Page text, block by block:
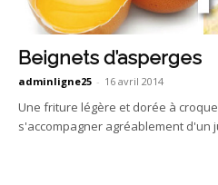
Beignets d’asperges
adminligne25 - 16 avril 2014
Une friture légère et dorée à
s'accompagner agréablement d'un